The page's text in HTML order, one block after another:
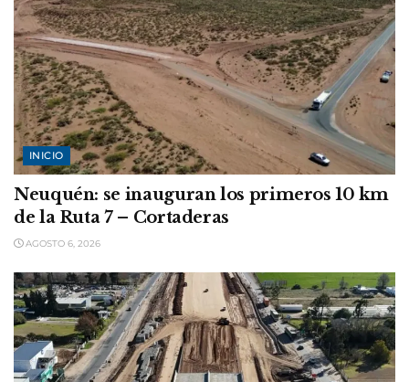
INICIO
Neuquén: se inauguran los primeros 10 km
de la Ruta 7 – Cortaderas
AGOSTO 6, 2026